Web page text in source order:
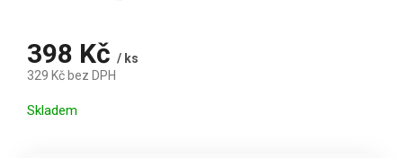
398 Kč / ks
329 Kč bez DPH
Skladem